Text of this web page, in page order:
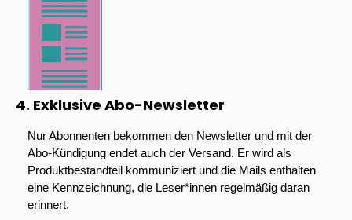
4. Exklusive Abo-Newsletter
Nur Abonnenten bekommen den Newsletter und mit der
Abo-Kündigung endet auch der Versand. Er wird als
Produktbestandteil kommuniziert und die Mails enthalten
eine Kennzeichnung, die Leser*innen regelmäßig daran
erinnert.